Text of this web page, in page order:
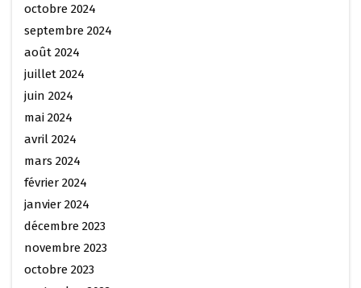
octobre 2024
septembre 2024
août 2024
juillet 2024
juin 2024
mai 2024
avril 2024
mars 2024
février 2024
janvier 2024
décembre 2023
novembre 2023
octobre 2023